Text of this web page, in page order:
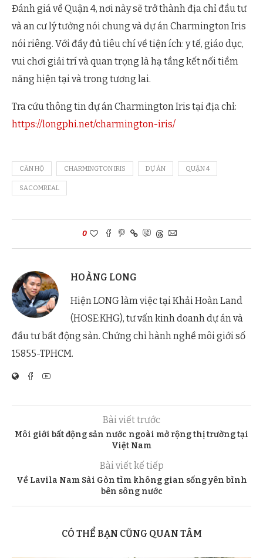
Đánh giá về Quận 4, nơi này sẽ trở thành địa chỉ đầu tư
và an cư lý tưởng nói chung và dự án Charmington Iris
nói riêng. Với đầy đủ tiêu chí về tiện ích: y tế, giáo dục,
vui chơi giải trí và quan trọng là hạ tầng kết nối tiềm
năng hiện tại và trong tương lai.
Tra cứu thông tin dự án Charmington Iris tại địa chỉ:
https://longphi.net/charmington-iris/
CĂN HỘ CHARMINGTON IRIS DỰ ÁN QUẬN 4
SACOMREAL
0
HOÀNG LONG
Hiện LONG làm việc tại Khải Hoàn Land
(HOSE:KHG), tư vấn kinh doanh dự án và
đầu tư bất động sản. Chứng chỉ hành nghề môi giới số
15855-TPHCM.
Bài viết trước
Môi giới bất động sản nước ngoài mở rộng thị trường tại
Việt Nam
Bài viết kế tiếp
Về Lavila Nam Sài Gòn tìm không gian sống yên bình
bên sông nước
CÓ THỂ BẠN CŨNG QUAN TÂM